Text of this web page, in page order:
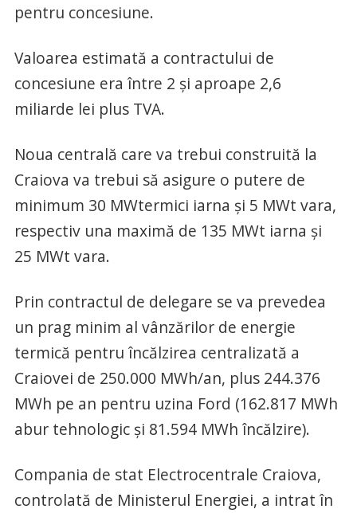
pentru concesiune.
Valoarea estimată a contractului de
concesiune era între 2 și aproape 2,6
miliarde lei plus TVA.
Noua centrală care va trebui construită la
Craiova va trebui să asigure o putere de
minimum 30 MWtermici iarna și 5 MWt vara,
respectiv una maximă de 135 MWt iarna și
25 MWt vara.
Prin contractul de delegare se va prevedea
un prag minim al vânzărilor de energie
termică pentru încălzirea centralizată a
Craiovei de 250.000 MWh/an, plus 244.376
MWh pe an pentru uzina Ford (162.817 MWh
abur tehnologic și 81.594 MWh încălzire).
Compania de stat Electrocentrale Craiova,
controlată de Ministerul Energiei, a intrat în